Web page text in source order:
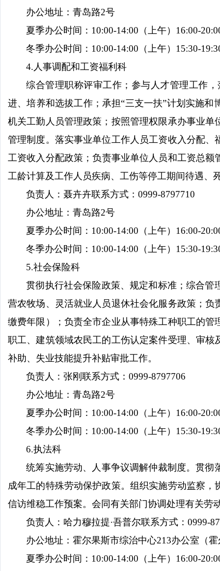
办公地址：青岛路2号
夏季办公时间： 10:00-14:00 （上午） 16:00-
冬季办公时间： 10:00-14:00 （上午） 15:30-
4. 人事调配和工资福利科
综合管理职称评审工作；参与人才管理工作
进、培养和选拔工作；承担“三支一扶”计划实施
机关工勤人员管理政策；按照管理权限承办事业
管理制度。落实事业单位工作人员工资收入分配
工资收入分配政策；负责事业单位人员和工资总
工龄计算及工作人员疾病、工伤等停工期间待遇、
负责人：聂卉卉联系方式：0999-8797710
办公地址：青岛路2号
夏季办公时间： 10:00-14:00 （上午） 16:00-
冬季办公时间： 10:00-14:00 （上午） 15:30-
5.社会保险科
贯彻执行社会保险政策、规定和标准；综合
营农牧场、灵活就业人员退休社会化服务政策；
缴费年限）；负责全市企业从事特殊工种职工的
职工、建筑领域农民工的工伤认定案件受理、审
补助、失业技能提升补贴审批工作。
负责人：张刚联系方式：0999-8797706
办公地址：青岛路2号
夏季办公时间： 10:00-14:00 （上午） 16:00-
冬季办公时间： 10:00-14:00 （上午） 15:30-
6.执法科
统筹实施劳动、人事争议调解仲裁制度。贯
成年工的特殊劳动保护政策。组织实施劳动监察
信访维稳工作预案。会同有关部门协调处理有关劳
负责人：哈力穆拉提·吾普尔联系方式：0999-
办公地址：霍尔果斯市综治中心213办公室（
夏季办公时间： 10:00-14:00 （上午） 16:00-